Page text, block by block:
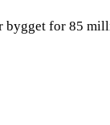
bygget for 85